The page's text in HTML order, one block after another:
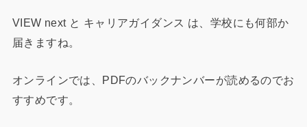
VIEW next と キャリアガイダンス は、学校にも何部か
届きますね。
オンラインでは、PDFのバックナンバーが読めるのでお
すすめです。